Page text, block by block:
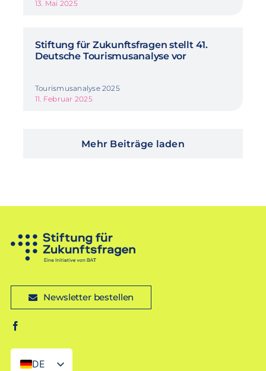
13. Mai 2025
Stiftung für Zukunftsfragen stellt 41.
Deutsche Tourismusanalyse vor
Tourismusanalyse 2025
11. Februar 2025
Mehr Beiträge laden
Newsletter bestellen
DE